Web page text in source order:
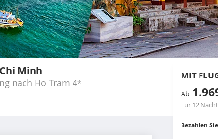
Minh
nach Ho Tram 4*
MIT
Ab
Für 12
Bezahlen